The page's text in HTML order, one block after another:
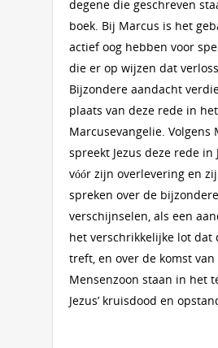
degene die geschreven
boek. Bij Marcus is het
actief oog hebben voor
die er op wijzen dat
Bijzondere aandacht
plaats van deze rede in het
Marcusevangelie. Volgens
spreekt Jezus deze rede in
vóór zijn overlevering en
spreken over de bijzondere
verschijnselen, als een
het verschrikkelijke lot dat
treft, en over de komst van
Mensenzoon staan in het
Jezus’ kruisdood en